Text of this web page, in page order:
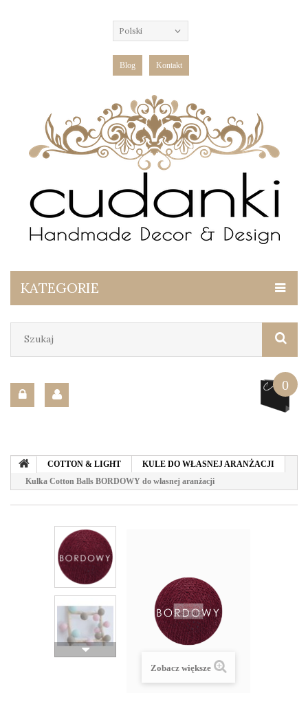
Polski
Blog Kontakt
KATEGORIE
0
COTTON & LIGHT
KULE DO WŁASNEJ ARANŻACJI
Kulka Cotton Balls BORDOWY do własnej aranżacji
Zobacz większe